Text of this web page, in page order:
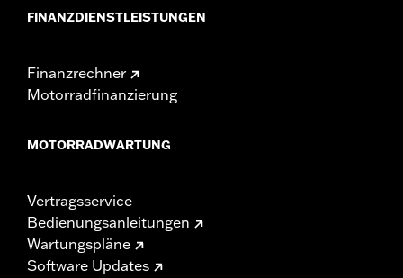
FINANZDIENSTLEISTUNGEN
Finanzrechner
Motorradfinanzierung
MOTORRADWARTUNG
Vertragsservice
Bedienungsanleitungen
Wartungspläne
Software Updates